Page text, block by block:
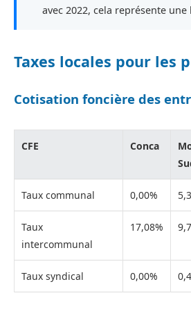
avec 2022, cela représente une
Taxes locales pour les
Cotisation foncière des
CFE Conca
Taux communal 0,00%
Taux
intercommunal
17,08%
Taux syndical 0,00%